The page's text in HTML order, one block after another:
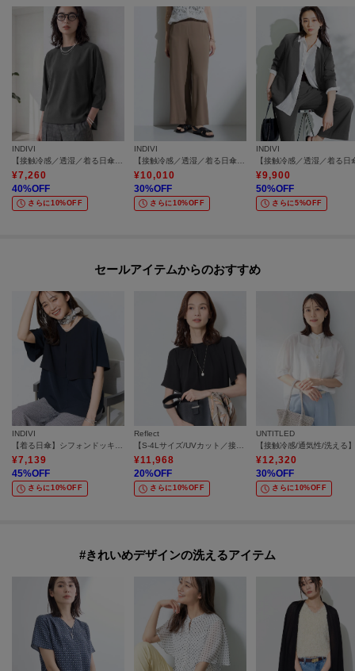
INDIVI
¥7,260
40%OFF
さらに10%OFF
INDIVI
¥10,010
30%OFF
さらに10%OFF
INDIVI
¥9,900
50%OFF
さらに5%OFF
セールアイテムからのおすすめ
INDIVI
【着る日傘】シフォンドッキングブラウス
¥7,139
45%OFF
さらに10%OFF
Reflect
【S-4Lサイズ/UVカット／接触冷感】シフォンジャージブラウス
¥11,968
20%OFF
さらに10%OFF
UNTITLED
¥12,320
30%OFF
さらに10%OFF
#きれいめデザインの洗えるアイテム